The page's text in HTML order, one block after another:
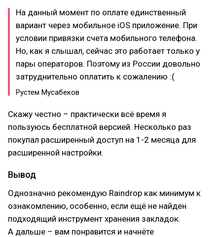
На данный момент по оплате единственный
вариант через мобильное iOS приложение. При
условии привязки счета мобильного телефона.
Но, как я слышал, сейчас это работает только у
пары операторов. Поэтому из России довольно
затруднительно оплатить к сожалению :(
Рустем Мусабеков
Скажу честно – практически всё время я
пользуюсь бесплатной версией. Несколько раз
покупал расширенный доступ на 1-2 месяца для
расширенной настройки.
Вывод
Однозначно рекомендую Raindrop как минимум к
ознакомлению, особенно, если ещё не найден
подходящий инструмент хранения закладок.
А дальше – вам понравится и начнёте